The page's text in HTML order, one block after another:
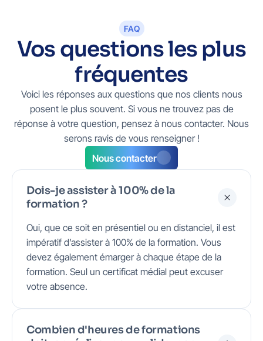
FAQ
Vos questions les plus
fréquentes
Voici les réponses aux questions que nos clients nous
posent le plus souvent. Si vous ne trouvez pas de
réponse à votre question, pensez à nous contacter. Nous
serons ravis de vous renseigner !
Nous contacter
Dois-je assister à 100% de la
formation ?
Oui, que ce soit en présentiel ou en distanciel, il est
impératif d’assister à 100% de la formation. Vous
devez également émarger à chaque étape de la
formation. Seul un certificat médial peut excuser
votre absence.
Combien d'heures de formations